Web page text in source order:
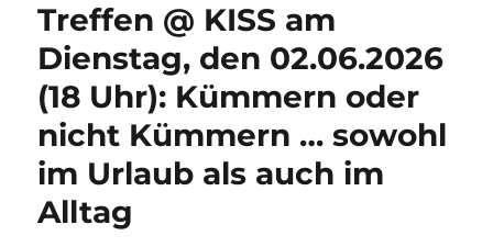
Treffen @ KISS am
Dienstag, den 02.06.2026
(18 Uhr): Kümmern oder
nicht Kümmern … sowohl
im Urlaub als auch im
Alltag